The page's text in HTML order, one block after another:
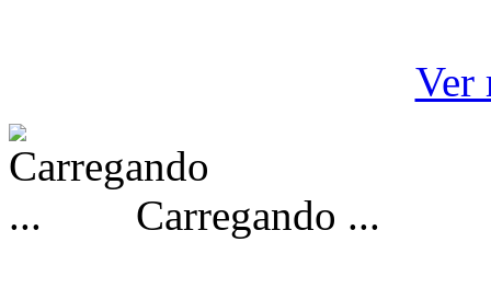
Ver
Carregando ...